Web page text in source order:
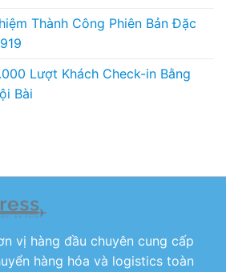
Thành Công Phiên Bản Đặc
Lượt Khách Check-in Bằng
Bài
vị hàng đầu chuyên cung cấp
hàng hóa và logistics toàn